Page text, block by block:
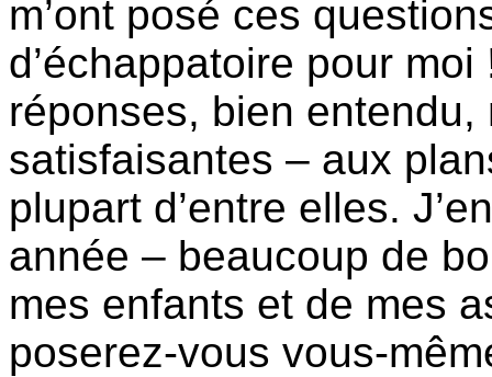
m’ont posé ces
d’échappatoire pour
réponses, bien entendu,
satisfaisantes – aux
plupart d’entre elles.
année – beaucoup de
mes enfants et de mes
poserez-vous vous-